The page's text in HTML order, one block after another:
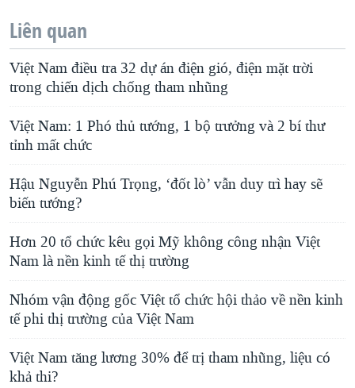
Liên quan
Việt Nam điều tra 32 dự án điện gió, điện mặt trời
trong chiến dịch chống tham nhũng
Việt Nam: 1 Phó thủ tướng, 1 bộ trưởng và 2 bí thư
tỉnh mất chức
Hậu Nguyễn Phú Trọng, ‘đốt lò’ vẫn duy trì hay sẽ
biến tướng?
Hơn 20 tổ chức kêu gọi Mỹ không công nhận Việt
Nam là nền kinh tế thị trường
Nhóm vận động gốc Việt tổ chức hội thảo về nền kinh
tế phi thị trường của Việt Nam
Việt Nam tăng lương 30% để trị tham nhũng, liệu có
khả thi?